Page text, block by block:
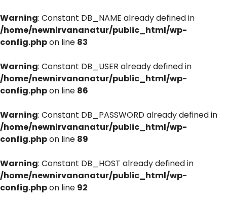
Warning: Constant DB_NAME already defined in
/home/newnirvananatur/public_html/wp-
config.phpon line 83
Warning: Constant DB_USER already defined in
/home/newnirvananatur/public_html/wp-
config.phpon line 86
Warning: Constant DB_PASSWORD already defined in
/home/newnirvananatur/public_html/wp-
config.phpon line 89
Warning: Constant DB_HOST already defined in
/home/newnirvananatur/public_html/wp-
config.phpon line 92